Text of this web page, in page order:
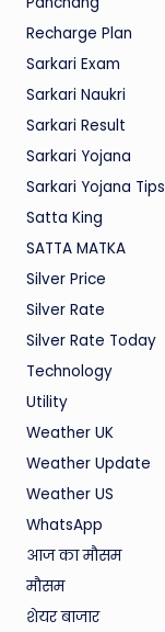
Recharge Plan
Sarkari Exam
Sarkari Naukri
Sarkari Result
Sarkari Yojana
Sarkari Yojana Tips
Satta King
SATTA MATKA
Silver Price
Silver Rate
Silver Rate Today
Technology
Utility
Weather UK
Weather Update
Weather US
WhatsApp
आज का मौसम
मौसम
शेयर बाजार